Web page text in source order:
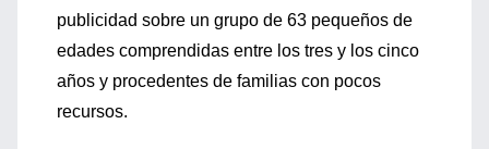
publicidad sobre un grupo de 63 pequeños de
edades comprendidas entre los tres y los cinco
años y procedentes de familias con pocos
recursos.